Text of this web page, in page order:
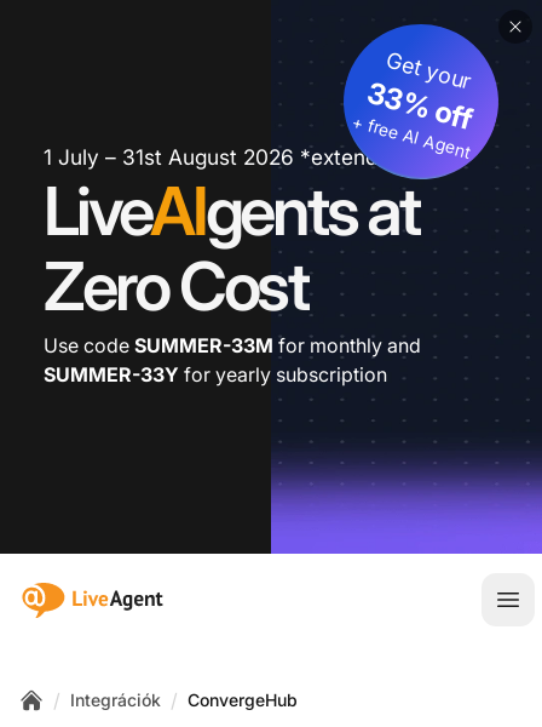
1 July – 31st August 2026 *extended
LiveAIgents at
Zero Cost
Get your
33% off
+ free AI Agent
Use code SUMMER-33M for monthly and
SUMMER-33Y for yearly subscription
:site.title
/ Integrációk / ConvergeHub